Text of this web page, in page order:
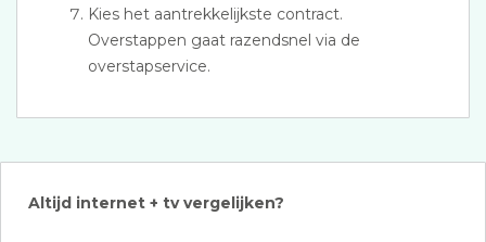
Kies het aantrekkelijkste contract.
Overstappen gaat razendsnel via de
overstapservice.
Altijd internet + tv vergelijken?